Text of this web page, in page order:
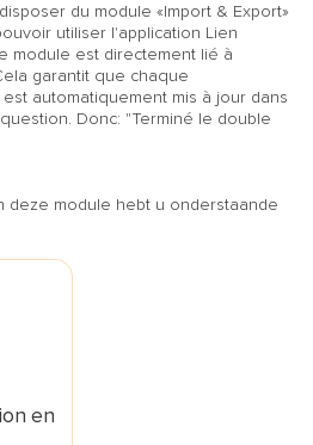
du module «Import & Export»
utiliser l'application Lien
module est directement lié à
garantit que chaque
automatiquement mis à jour dans
Donc: "Terminé le double
deze module hebt u onderstaande
en
en
des
seul